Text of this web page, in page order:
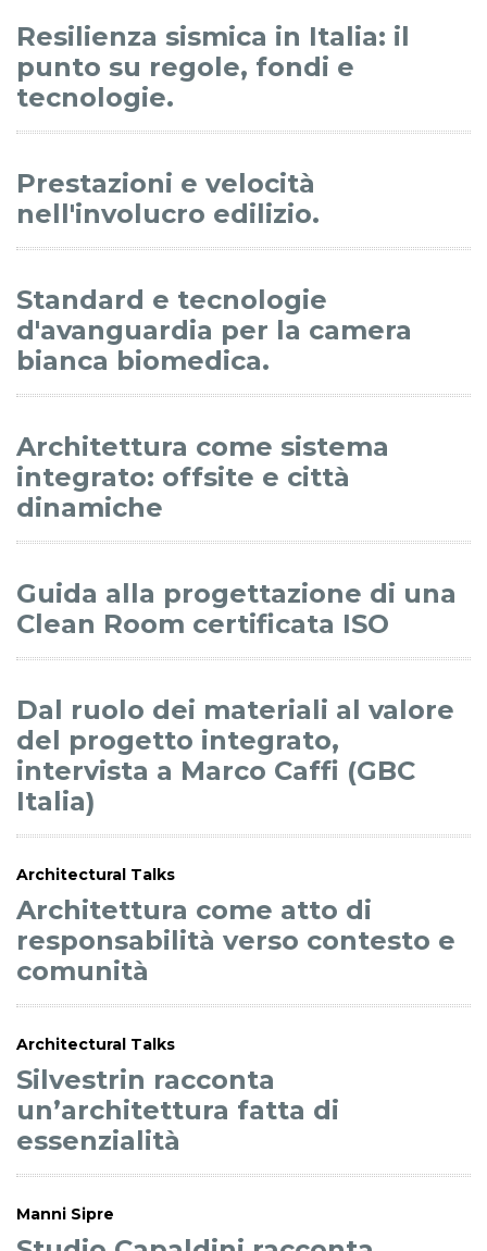
Resilienza sismica in Italia: il
punto su regole, fondi e
tecnologie.
Prestazioni e velocità
nell'involucro edilizio.
Standard e tecnologie
d'avanguardia per la camera
bianca biomedica.
Architettura come sistema
integrato: offsite e città
dinamiche
Guida alla progettazione di una
Clean Room certificata ISO
Dal ruolo dei materiali al valore
del progetto integrato,
intervista a Marco Caffi (GBC
Italia)
Architectural Talks
Architettura come atto di
responsabilità verso contesto e
comunità
Architectural Talks
Silvestrin racconta
un’architettura fatta di
essenzialità
Manni Sipre